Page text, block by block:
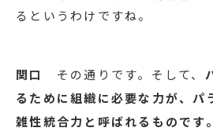
るというわけですね。
関口 その通りです。そして、
るために組織に必要な力が、パ
雑性統合力と呼ばれるものです。